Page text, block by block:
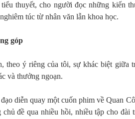
thuyết, cho người đọc những kiến
túc từ nhân văn lẫn khoa học.
góp
theo ý riêng của tôi, sự khác biệt giữa
và thưởng ngoạn.
diễn quay một cuốn phim về Quan
chủ đề qua nhiều hồi, nhiều tập cho